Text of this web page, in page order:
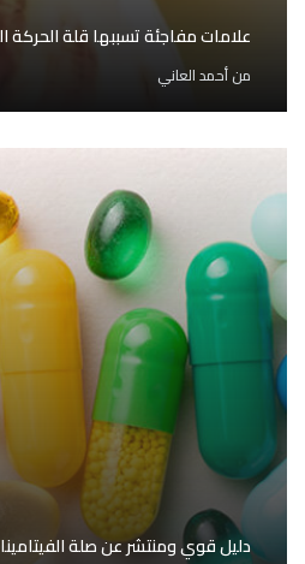
علامات مفاجئة تسببها قلة الحركة
منأحمد العاني
دليل قوي ومنتشر عن صلة